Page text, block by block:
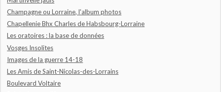
Champagne ou Lorraine, l'album photos
Chapellenie Bhx Charles de Habsbourg-Lorraine
Les oratoires : la base de données
Vosges Insolites
Images de la guerre 14-18
Les Amis de Saint-Nicolas-des-Lorrains
Boulevard Voltaire